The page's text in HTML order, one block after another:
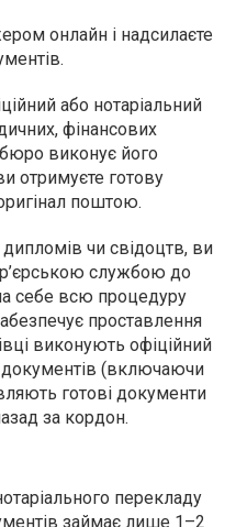
онлайн і надсилаєте
або нотаріальний
фінансових
виконує його
отримуєте готову
поштою.
чи свідоцтв, ви
службою до
себе всю процедуру
проставлення
виконують офіційний
документів (включаючи
готові документи
за кордон.
перекладу
займає лише 1–2